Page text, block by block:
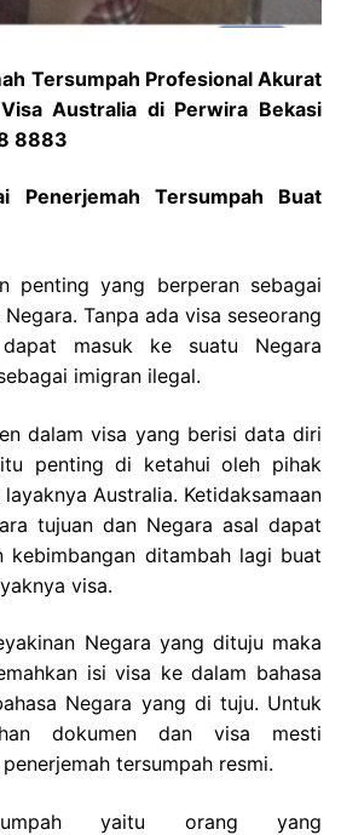
Tersumpah Profesional Akurat
Australia di Perwira Bekasi
8883
Penerjemah Tersumpah Buat
penting yang berperan sebagai
Tanpa ada visa seseorang
masuk ke suatu Negara
imigran ilegal.
dalam visa yang berisi data diri
penting di ketahui oleh pihak
Australia. Ketidaksamaan
tujuan dan Negara asal dapat
kebimbangan ditambah lagi buat
visa.
Negara yang dituju maka
isi visa ke dalam bahasa
Negara yang di tuju. Untuk
dokumen dan visa mesti
tersumpah resmi.
yaitu orang yang